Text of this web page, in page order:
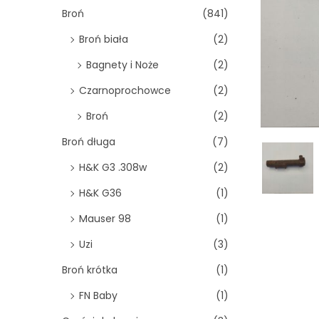
n
Broń
(841)
Broń biała
(2)
Bagnety i Noże
(2)
Czarnoprochowce
(2)
Broń
(2)
Broń długa
(7)
H&K G3 .308w
(2)
H&K G36
(1)
Mauser 98
(1)
Uzi
(3)
Broń krótka
(1)
FN Baby
(1)